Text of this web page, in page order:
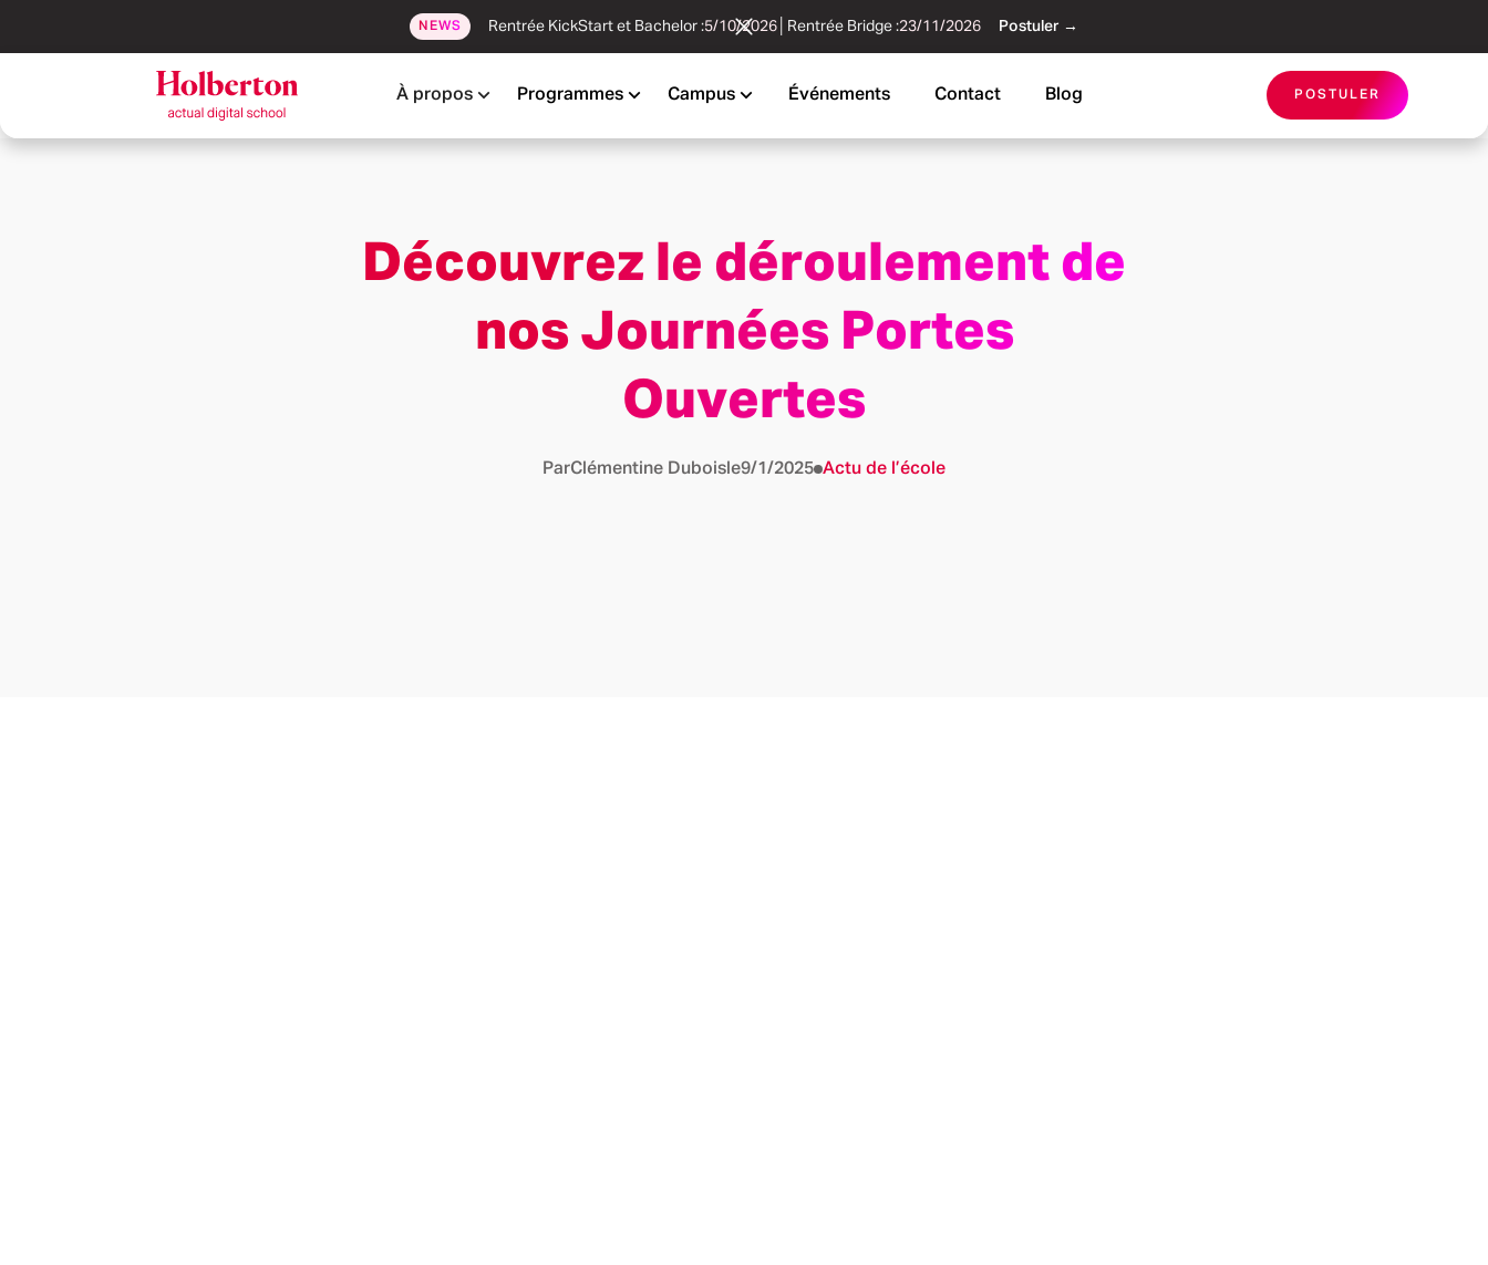
NEWS Rentrée KickStart et Bachelor :5/10/2026 Rentrée Bridge :23/11/2026 Postuler →
À propos Programmes Campus Événements Contact Blog POSTULER
Découvrez le déroulement de
nos Journées Portes
Ouvertes
ParClémentine Dubois le9/1/2025 Actu de l’école